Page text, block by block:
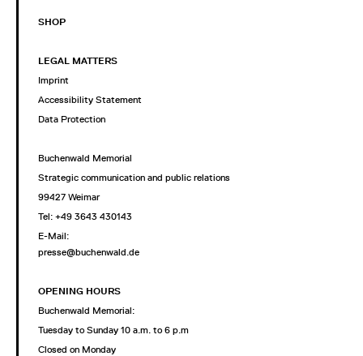
SHOP
LEGAL MATTERS
Imprint
Accessibility Statement
Data Protection
Buchenwald Memorial
Strategic communication and public relations
99427 Weimar
Tel: +49 3643 430143
E-Mail:
presse@buchenwald.de
OPENING HOURS
Buchenwald Memorial:
Tuesday to Sunday 10 a.m. to 6 p.m
Closed on Monday